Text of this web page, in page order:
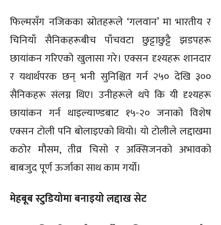
फिल्मसँग नजिकका स्रोतहरूले ‘गलवान’ मा भारतीय र
चिनियाँ सैनिकहरूबीच पाँचवटा छुट्टाछुट्टै झडपहरू
छायांकन गरिएको खुलासा गरे। एक्सन दृश्यहरू शानदार
र यथार्थपरक छन् भनी सुनिश्चित गर्न २५० देखि ३००
सैनिकहरू संलग्न थिए। उनीहरूले थपे कि यी दृश्यहरू
छायांकन गर्न थाइल्याण्डबाट १५-२० जनाको विशेष
एक्सन टोली पनि बोलाइएको थियो। यो टोलीले लद्दाखमा
कठोर मौसम, तीव्र चिसो र अक्सिजनको अभावको
बाबजुद पूर्ण ऊर्जाका साथ काम गर्यो।
मेहबूब स्टुडियोमा बनाइयो लद्दाख सेट